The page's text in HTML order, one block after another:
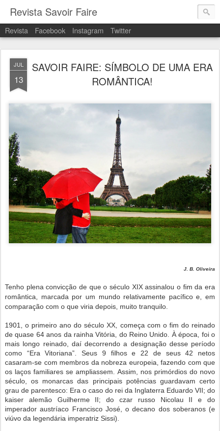
Revista Savoir Faire
Revista Facebook Instagram Twitter
JUL
13
SAVOIR FAIRE: SÍMBOLO DE UMA ERA
ROMÂNTICA!
J. B. Oliveira
Tenho plena convicção de que o século XIX assinalou o fim da era
romântica, marcada por um mundo relativamente pacífico e, em
comparação com o que viria depois, muito tranquilo.
1901, o primeiro ano do século XX, começa com o fim do reinado
de quase 64 anos da rainha Vitória, do Reino Unido. À época, foi o
mais longo reinado, daí decorrendo a designação desse período
como “Era Vitoriana”. Seus 9 filhos e 22 de seus 42 netos
casaram-se com membros da nobreza europeia, fazendo com que
os laços familiares se ampliassem. Assim, nos primórdios do novo
século, os monarcas das principais potências guardavam certo
grau de parentesco: Era o caso do rei da Inglaterra Eduardo VII; do
kaiser alemão Guilherme II; do czar russo Nicolau II e do
imperador austríaco Francisco José, o decano dos soberanos (e
viúvo da legendária imperatriz Sissi).